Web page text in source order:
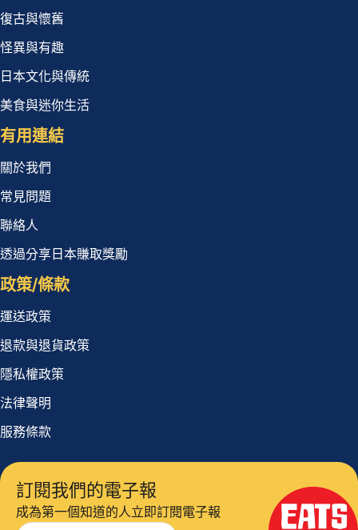
復古與懷舊
怪異與有趣
日本文化與傳統
美食與迷你生活
有用連結
關於我們
常見問題
聯絡人
透過分享日本賺取獎勵
政策/條款
運送政策
退款與退貨政策
隱私權政策
法律聲明
服務條款
訂閱我們的電子報
成為第一個知道的人立即訂閱電子報